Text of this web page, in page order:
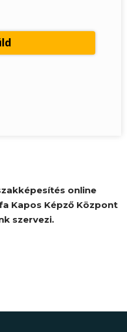
online
Kapos Képző Központ
szervezi.